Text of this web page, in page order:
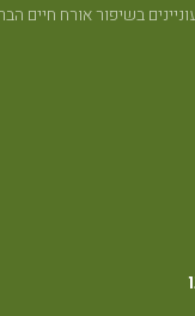
בשיפור אורח חיים